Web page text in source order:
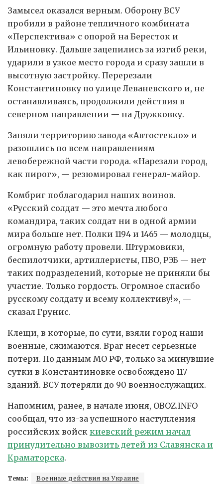
Замысел оказался верным. Оборону ВСУ
пробили в районе тепличного комбината
«Перспектива» с опорой на Бересток и
Ильиновку. Дальше зацепились за изгиб реки,
ударили в узкое место города и сразу зашли в
высотную застройку. Перерезали
Константиновку по улице Леваневского и, не
останавливаясь, продолжили действия в
северном направлении — на Дружковку.
Заняли территорию завода «Автостекло» и
разошлись по всем направлениям
левобережной части города. «Нарезали город,
как пирог», — резюмировал генерал-майор.
Комбриг поблагодарил наших воинов.
«Русский солдат — это мечта любого
командира, таких солдат ни в одной армии
мира больше нет. Полки 1194 и 1465 — молодцы,
огромную работу провели. Штурмовики,
беспилотчики, артиллеристы, ПВО, РЭБ — нет
таких подразделений, которые не приняли бы
участие. Только гордость. Огромное спасибо
русскому солдату и всему коллективу!», —
сказал Грунис.
Клещи, в которые, по сути, взяли город наши
военные, сжимаются. Враг несет серьезные
потери. По данным МО РФ, только за минувшие
сутки в Константиновке освобождено 117
зданий. ВСУ потеряли до 90 военнослужащих.
Напомним, ранее, в начале июня, OBOZ.INFO
сообщал, что из-за успешного наступления
российских войск киевский режим начал
принудительно вывозить детей из Славянска и
Краматорска.
Темы: Военные действия на Украине